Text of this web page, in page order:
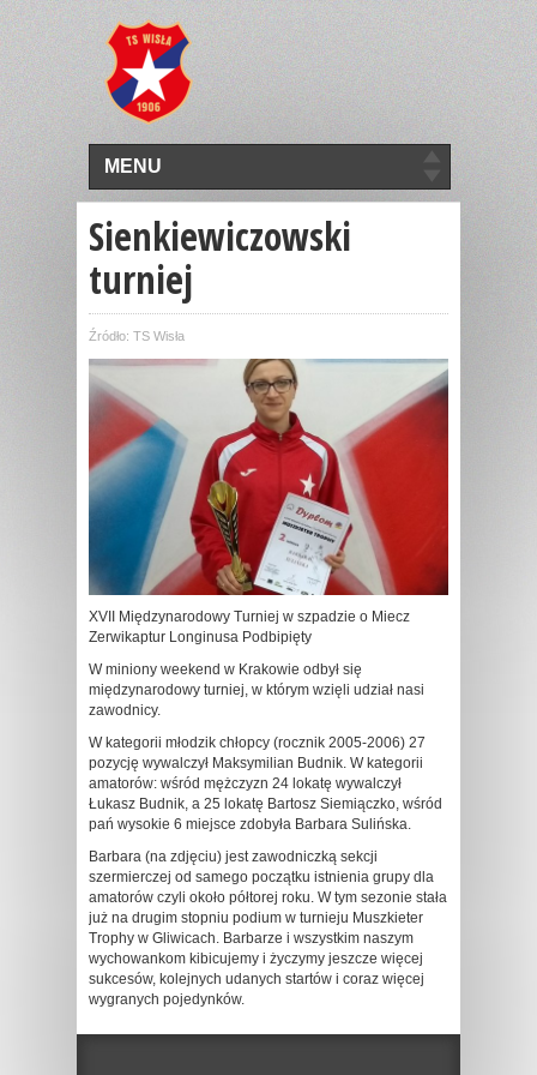
MENU
Sienkiewiczowski
turniej
Źródło: TS Wisła
XVII Międzynarodowy Turniej w szpadzie o Miecz
Zerwikaptur Longinusa Podbipięty
W miniony weekend w Krakowie odbył się
międzynarodowy turniej, w którym wzięli udział nasi
zawodnicy.
W kategorii młodzik chłopcy (rocznik 2005-2006) 27
pozycję wywalczył Maksymilian Budnik. W kategorii
amatorów: wśród mężczyzn 24 lokatę wywalczył
Łukasz Budnik, a 25 lokatę Bartosz Siemiączko, wśród
pań wysokie 6 miejsce zdobyła Barbara Sulińska.
Barbara (na zdjęciu) jest zawodniczką sekcji
szermierczej od samego początku istnienia grupy dla
amatorów czyli około półtorej roku. W tym sezonie stała
już na drugim stopniu podium w turnieju Muszkieter
Trophy w Gliwicach. Barbarze i wszystkim naszym
wychowankom kibicujemy i życzymy jeszcze więcej
sukcesów, kolejnych udanych startów i coraz więcej
wygranych pojedynków.